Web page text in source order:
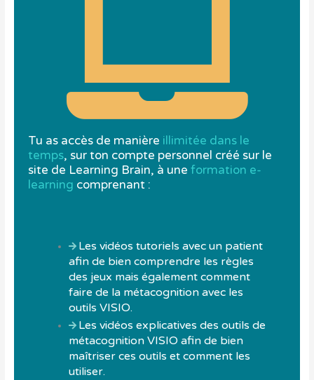
Tu as accès de manière illimitée dans le
temps, sur ton compte personnel créé sur le
site de Learning Brain, à une formation e-
learning comprenant :
Les vidéos tutoriels avec un patient
afin de bien comprendre les règles
des jeux mais également comment
faire de la métacognition avec les
outils VISIO.
Les vidéos explicatives des outils de
métacognition VISIO afin de bien
maîtriser ces outils et comment les
utiliser.